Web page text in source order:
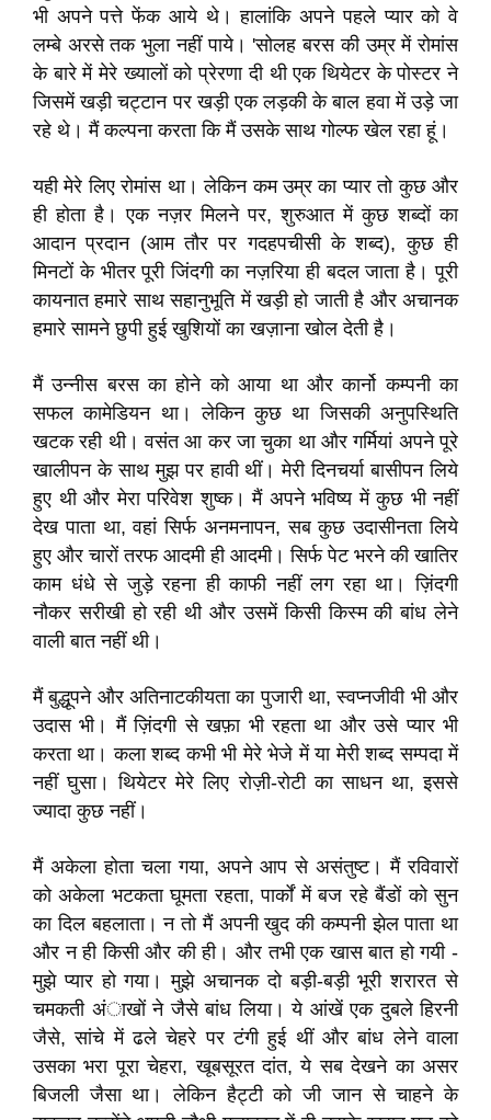
भी अपने पत्ते फेंक आये थे। हालांकि अपने पहले प्यार को वे
लम्बे अरसे तक भुला नहीं पाये। 'सोलह बरस की उम्र में रोमांस
के बारे में मेरे ख्यालों को प्रेरणा दी थी एक थियेटर के पोस्टर ने
जिसमें खड़ी चट्टान पर खड़ी एक लड़की के बाल हवा में उड़े जा
रहे थे। मैं कल्पना करता कि मैं उसके साथ गोल्फ खेल रहा हूं।
यही मेरे लिए रोमांस था। लेकिन कम उम्र का प्यार तो कुछ और
ही होता है। एक नज़र मिलने पर, शुरुआत में कुछ शब्दों का
आदान प्रदान (आम तौर पर गदहपचीसी के शब्द), कुछ ही
मिनटों के भीतर पूरी जिंदगी का नज़रिया ही बदल जाता है। पूरी
कायनात हमारे साथ सहानुभूति में खड़ी हो जाती है और अचानक
हमारे सामने छुपी हुई खुशियों का खज़ाना खोल देती है।
मैं उन्नीस बरस का होने को आया था और कार्नो कम्पनी का
सफल कामेडियन था। लेकिन कुछ था जिसकी अनुपस्थिति
खटक रही थी। वसंत आ कर जा चुका था और गर्मियां अपने पूरे
खालीपन के साथ मुझ पर हावी थीं। मेरी दिनचर्या बासीपन लिये
हुए थी और मेरा परिवेश शुष्क। मैं अपने भविष्य में कुछ भी नहीं
देख पाता था, वहां सिर्फ अनमनापन, सब कुछ उदासीनता लिये
हुए और चारों तरफ आदमी ही आदमी। सिर्फ पेट भरने की खातिर
काम धंधे से जुड़े रहना ही काफी नहीं लग रहा था। ज़िंदगी
नौकर सरीखी हो रही थी और उसमें किसी किस्म की बांध लेने
वाली बात नहीं थी।
मैं बुद्धूपने और अतिनाटकीयता का पुजारी था, स्वप्नजीवी भी और
उदास भी। मैं ज़िंदगी से खफ़ा भी रहता था और उसे प्यार भी
करता था। कला शब्द कभी भी मेरे भेजे में या मेरी शब्द सम्पदा में
नहीं घुसा। थियेटर मेरे लिए रोज़ी-रोटी का साधन था, इससे
ज्यादा कुछ नहीं।
मैं अकेला होता चला गया, अपने आप से असंतुष्ट। मैं रविवारों
को अकेला भटकता घूमता रहता, पार्कों में बज रहे बैंडों को सुन
का दिल बहलाता। न तो मैं अपनी खुद की कम्पनी झेल पाता था
और न ही किसी और की ही। और तभी एक खास बात हो गयी -
मुझे प्यार हो गया। मुझे अचानक दो बड़ी-बड़ी भूरी शरारत से
चमकती अंाखों ने जैसे बांध लिया। ये आंखें एक दुबले हिरनी
जैसे, सांचे में ढले चेहरे पर टंगी हुई थीं और बांध लेने वाला
उसका भरा पूरा चेहरा, खूबसूरत दांत, ये सब देखने का असर
बिजली जैसा था। लेकिन हैट्टी को जी जान से चाहने के